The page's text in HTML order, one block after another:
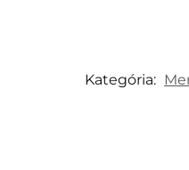
Kategória: